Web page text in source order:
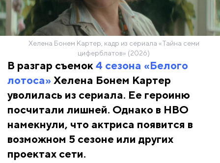
Хелена Бонем Картер, кадр из сериала «Тайна семи
циферблатов» (2026)
В разгар съемок4 сезона «Белого
лотоса» Хелена Бонем Картер
уволилась из сериала. Ее героиню
посчитали лишней. Однако в HBO
намекнули, что актриса появится в
возможном 5 сезоне или других
проектах сети.